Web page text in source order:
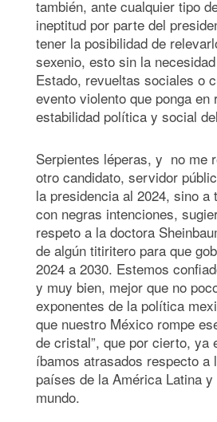
también, ante cualquier tipo
ineptitud por parte del
tener la posibilidad de
sexenio, esto sin la
Estado, revueltas sociales o
evento violento que ponga en
estabilidad política y social
Serpientes léperas, y no me
otro candidato, servidor
la presidencia al 2024, sino a
con negras intenciones,
respeto a la doctora
de algún titiritero para que
2024 a 2030. Estemos
y muy bien, mejor que no
exponentes de la política
que nuestro México rompe
de cristal”, que por cierto, ya
íbamos atrasados respecto a
países de la América Latina
mundo.